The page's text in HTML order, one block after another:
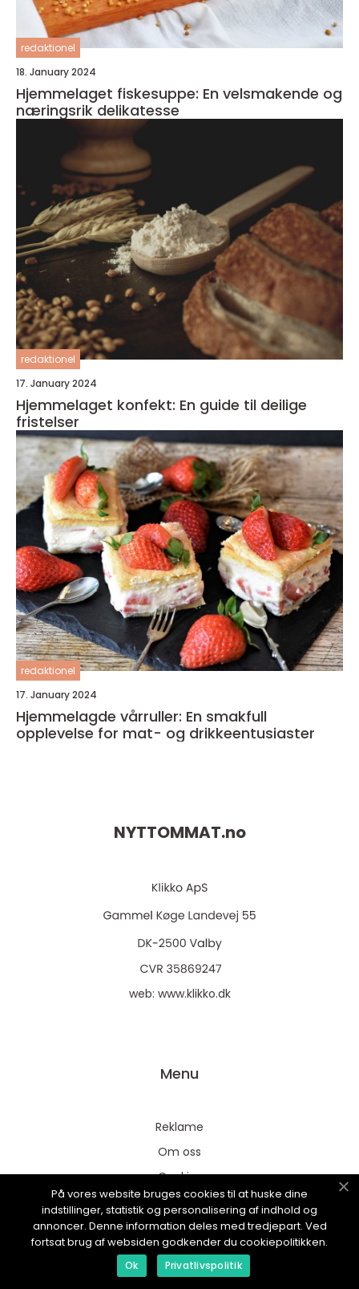
redaktionel
18. January 2024
Hjemmelaget fiskesuppe: En velsmakende og
næringsrik delikatesse
redaktionel
17. January 2024
Hjemmelaget konfekt: En guide til deilige
fristelser
redaktionel
17. January 2024
Hjemmelagde vårruller: En smakfull
opplevelse for mat- og drikkeentusiaster
NYTTOMMAT.no
web: www.klikko.dk
Menu
Reklame
Om oss
Cookies
Kontakt Oss
Sitemap
På vores website bruges cookies til at huske dine
indstillinger, statistik og personalisering af indhold og
annoncer. Denne information deles med tredjepart. Ved
fortsat brug af websiden godkender du cookiepolitikken.
Ok Privatlivspolitik